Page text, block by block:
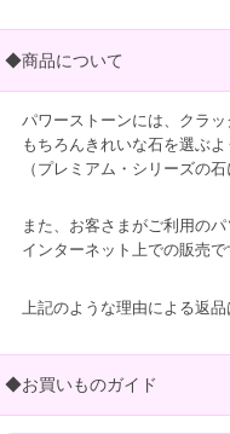
◆商品について
パワーストーンには、クラ
もちろんきれいな石を選ぶ
（プレミアム・シリーズの
また、お客さまがご利用の
インターネット上での販売
上記のような理由による返
◆お買いものガイド